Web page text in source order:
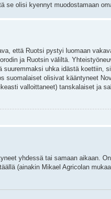
se olisi kyennyt muodostamaan
että Ruotsi pystyi luomaan
ja Ruotsin väliltä.
uhka idästä koettiin,
suomalaiset olisivat kääntyneet
valloittaneet) tanskalaiset ja
yhdessä tai samaan aikaan.
(ainakin Mikael Agricolan